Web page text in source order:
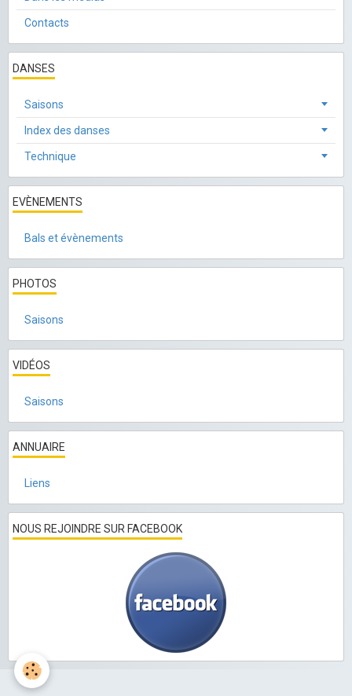
Contacts
DANSES
Saisons
Index des danses
Technique
EVÈNEMENTS
Bals et évènements
PHOTOS
Saisons
VIDÉOS
Saisons
ANNUAIRE
Liens
NOUS REJOINDRE SUR FACEBOOK